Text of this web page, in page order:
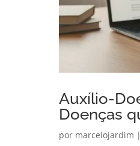
Auxílio-
Doenças
por marcelojardim |